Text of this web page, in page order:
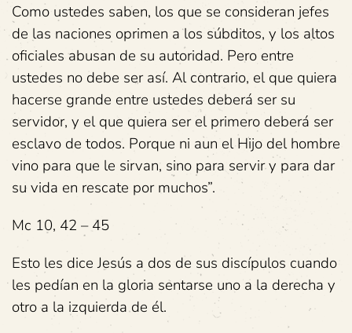
Como ustedes saben, los que se consideran jefes
de las naciones oprimen a los súbditos, y los altos
oficiales abusan de su autoridad. Pero entre
ustedes no debe ser así. Al contrario, el que quiera
hacerse grande entre ustedes deberá ser su
servidor, y el que quiera ser el primero deberá ser
esclavo de todos. Porque ni aun el Hijo del hombre
vino para que le sirvan, sino para servir y para dar
su vida en rescate por muchos”.
Mc 10, 42 – 45
Esto les dice Jesús a dos de sus discípulos cuando
les pedían en la gloria sentarse uno a la derecha y
otro a la izquierda de él.